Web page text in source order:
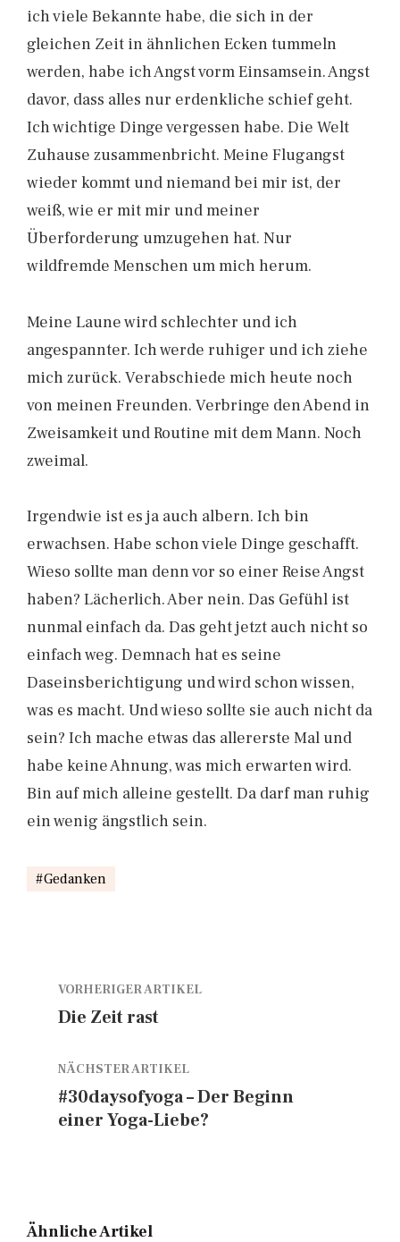
ich viele Bekannte habe, die sich in der
gleichen Zeit in ähnlichen Ecken tummeln
werden, habe ich Angst vorm Einsamsein. Angst
davor, dass alles nur erdenkliche schief geht.
Ich wichtige Dinge vergessen habe. Die Welt
Zuhause zusammenbricht. Meine Flugangst
wieder kommt und niemand bei mir ist, der
weiß, wie er mit mir und meiner
Überforderung umzugehen hat. Nur
wildfremde Menschen um mich herum.
Meine Laune wird schlechter und ich
angespannter. Ich werde ruhiger und ich ziehe
mich zurück. Verabschiede mich heute noch
von meinen Freunden. Verbringe den Abend in
Zweisamkeit und Routine mit dem Mann. Noch
zweimal.
Irgendwie ist es ja auch albern. Ich bin
erwachsen. Habe schon viele Dinge geschafft.
Wieso sollte man denn vor so einer Reise Angst
haben? Lächerlich. Aber nein. Das Gefühl ist
nunmal einfach da. Das geht jetzt auch nicht so
einfach weg. Demnach hat es seine
Daseinsberichtigung und wird schon wissen,
was es macht. Und wieso sollte sie auch nicht da
sein? Ich mache etwas das allererste Mal und
habe keine Ahnung, was mich erwarten wird.
Bin auf mich alleine gestellt. Da darf man ruhig
ein wenig ängstlich sein.
Gedanken
VORHERIGER ARTIKEL
Die Zeit rast
NÄCHSTER ARTIKEL
#30daysofyoga – Der Beginn
einer Yoga-Liebe?
Ähnliche Artikel